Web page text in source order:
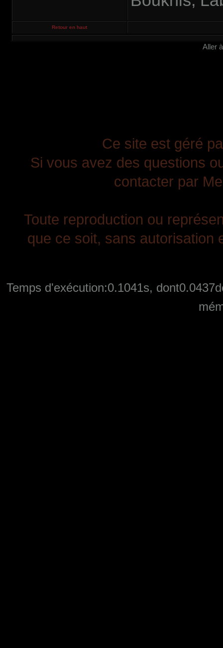
Retour en haut
Aller
Ce site est géré
Si vous avez des questions
contacter par
Toute reproduction ou
que ce soit, sans autorisation
Temps d'exécution:0.1041s,